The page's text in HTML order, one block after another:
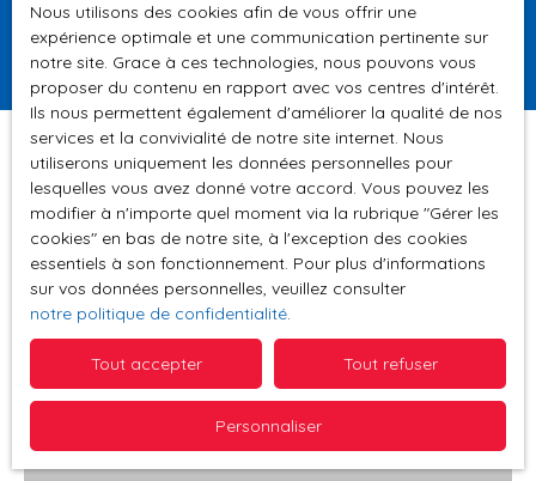
Rechercher
Pertinence
Trier par Créer une alerte
Nous utilisons des cookies afin de vous offrir une
expérience optimale et une communication pertinente sur
notre site. Grace à ces technologies, nous pouvons vous
proposer du contenu en rapport avec vos centres d'intérêt.
Ils nous permettent également d'améliorer la qualité de nos
services et la convivialité de notre site internet. Nous
utiliserons uniquement les données personnelles pour
lesquelles vous avez donné votre accord. Vous pouvez les
modifier à n'importe quel moment via la rubrique ″Gérer les
cookies″ en bas de notre site, à l'exception des cookies
essentiels à son fonctionnement. Pour plus d'informations
sur vos données personnelles, veuillez consulter
notre politique de confidentialité.
Tout accepter Tout refuser
Personnaliser